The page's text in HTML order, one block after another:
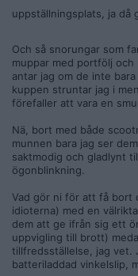
uppställningsplats, ja då
Och så snorungar som
muppar med portfölj
antar jag om de inte
kuppen struntar jag i
förefaller att vara en
Nä, bort med både
munnen bara jag ser
saktmodig och gladlynt
ögonblinkning.
Vad gör ni för att få bort
idioterna) med en
dem att ge ifrån sig ett
uppvigling till brott)
tillfredsställelse, jag vet.
batteriladdad vinkelslip,